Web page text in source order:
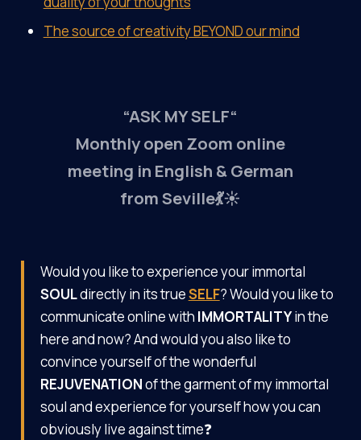
The source of creativity BEYOND our mind
“ASK MY SELF“
Monthly open Zoom online
meeting in English & German
from Seville💃☀️
Would you like to experience your immortal
SOULdirectly in its trueSELF? Would you like to
communicate online with IMMORTALITYin the
here and now? And would you also like to
convince yourself of the wonderful
REJUVENATIONof the garment of my immortal
soul and experience for yourself how you can
obviously live against time❓